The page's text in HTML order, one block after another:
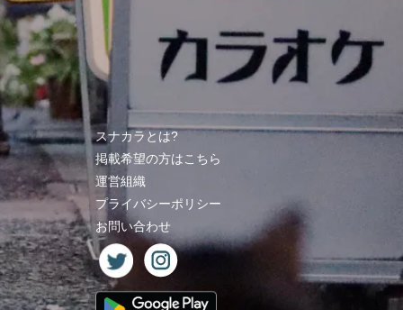
スナカラとは?
掲載希望の方はこちら
運営組織
プライバシーポリシー
お問い合わせ